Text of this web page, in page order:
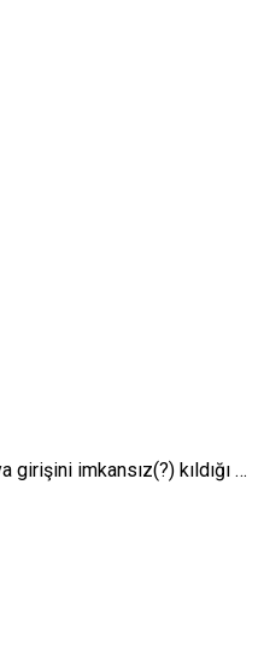
imkansız(?) kıldığı …